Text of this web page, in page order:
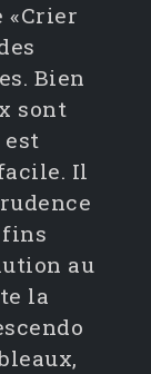
«Crier
Bien
sont
est
Il
fins
au
la